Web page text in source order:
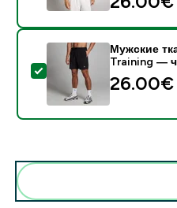
- Мужские тканые
Мужские
Training —
26.00€‎